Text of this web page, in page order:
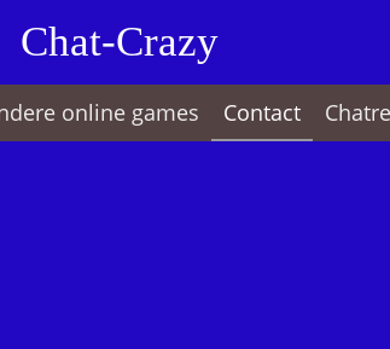
Chat-Crazy
online games Contact